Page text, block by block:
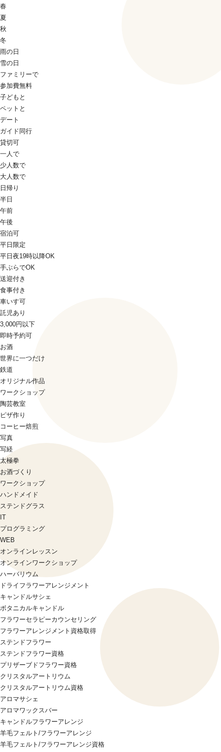
春
夏
秋
冬
雨の日
雪の日
ファミリーで
参加費無料
子どもと
ペットと
デート
ガイド同行
貸切可
一人で
少人数で
大人数で
日帰り
半日
午前
午後
宿泊可
平日限定
平日夜19時以降OK
手ぶらでOK
送迎付き
食事付き
車いす可
託児あり
3,000円以下
即時予約可
お酒
世界に一つだけ
鉄道
オリジナル作品
ワークショップ
陶芸教室
ピザ作り
コーヒー焙煎
写真
写経
太極拳
お酒づくり
ワークショップ
ハンドメイド
ステンドグラス
IT
プログラミング
WEB
オンラインレッスン
オンラインワークショップ
ハーバリウム
ドライフラワーアレンジメント
キャンドルサシェ
ボタニカルキャンドル
フラワーセラピーカウンセリング
フラワーアレンジメント資格取得
ステンドフラワー
ステンドフラワー資格
プリザーブドフラワー資格
クリスタルアートリウム
クリスタルアートリウム資格
アロマサシェ
アロマワックスバー
キャンドルフラワーアレンジ
羊毛フェルト/フラワーアレンジ
羊毛フェルト/フラワーアレンジ資格